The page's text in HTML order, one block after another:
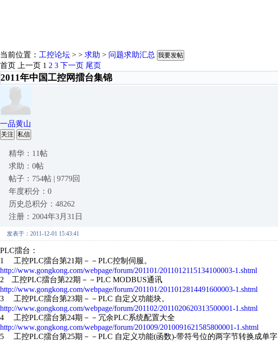
当前位置： 工控论坛 > > 求助 > 问题求助汇总 我要发帖
首页 上一页 1 2 3 下一页 尾页
2011年中国工控网擂台集锦
一品黄山
关注 私信
精华：11帖
求助：0帖
帖子：754帖 | 9779回
年度积分：0
历史总积分：48262
注册：2004年3月31日
发表于：2011-12-01 15:43:41
PLC擂台：
1 工控PLC擂台第21期－－PLC控制伺服。
http://www.gongkong.com/webpage/forum/201101/2011012115134100003-1.shtml
2 工控PLC擂台第22期－－PLC MODBUS通讯
http://www.gongkong.com/webpage/forum/201101/2011012814491600003-1.shtml
3 工控PLC擂台第23期－－PLC 自定义功能块。
http://www.gongkong.com/webpage/forum/201102/2011020620313500001-1.shtml
4 工控PLC擂台第24期－－冗余PLC系统配置大全
http://www.gongkong.com/webpage/forum/201009/2010091621585800001-1.shtml
5 工控PLC擂台第25期－－PLC 自定义功能(函数)-带符号位的两字节转换成单字